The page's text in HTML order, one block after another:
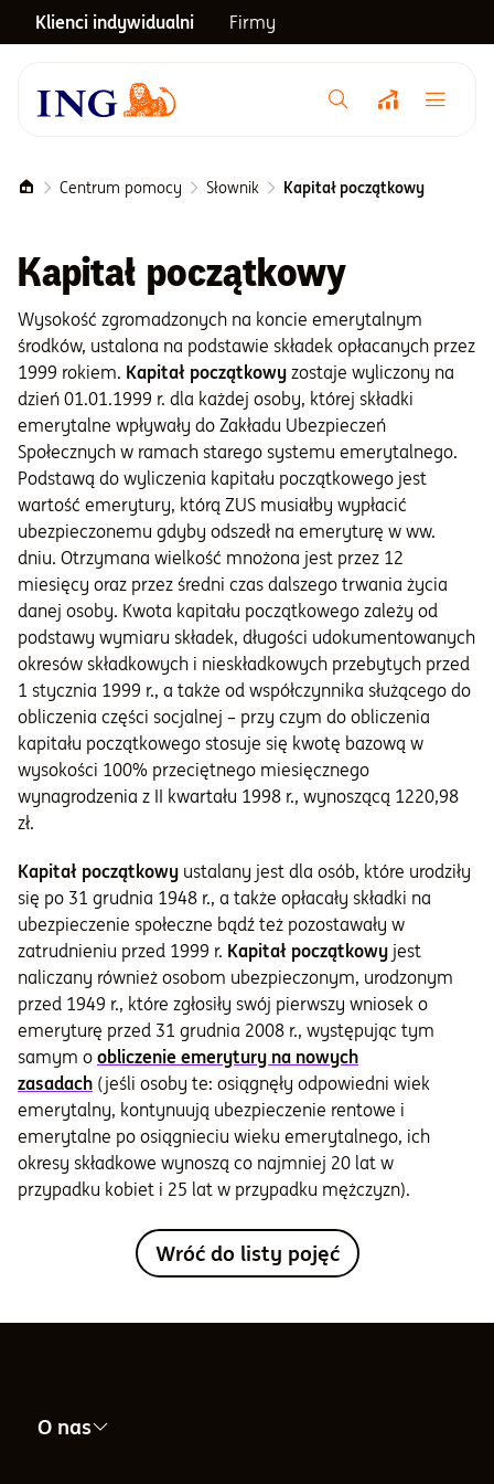
Klienci indywidualni Firmy
Menu główne
Notowania
Emerytura
Inwestycje
Blog
Centrum pomocy
Informacje i dokumenty
O nas
Otwórz konto
Zaloguj
Centrum pomocy Słownik Kapitał początkowy
Kapitał początkowy
Wysokość zgromadzonych na koncie emerytalnym
środków, ustalona na podstawie składek opłacanych przez
1999 rokiem. Kapitał początkowy zostaje wyliczony na
dzień 01.01.1999 r. dla każdej osoby, której składki
emerytalne wpływały do Zakładu Ubezpieczeń
Społecznych w ramach starego systemu emerytalnego.
Podstawą do wyliczenia kapitału początkowego jest
wartość emerytury, którą ZUS musiałby wypłacić
ubezpieczonemu gdyby odszedł na emeryturę w ww.
dniu. Otrzymana wielkość mnożona jest przez 12
miesięcy oraz przez średni czas dalszego trwania życia
danej osoby. Kwota kapitału początkowego zależy od
podstawy wymiaru składek, długości udokumentowanych
okresów składkowych i nieskładkowych przebytych przed
1 stycznia 1999 r., a także od współczynnika służącego do
obliczenia części socjalnej – przy czym do obliczenia
kapitału początkowego stosuje się kwotę bazową w
wysokości 100% przeciętnego miesięcznego
wynagrodzenia z II kwartału 1998 r., wynoszącą 1220,98
zł.
Kapitał początkowy ustalany jest dla osób, które urodziły
się po 31 grudnia 1948 r., a także opłacały składki na
ubezpieczenie społeczne bądź też pozostawały w
zatrudnieniu przed 1999 r. Kapitał początkowy jest
naliczany również osobom ubezpieczonym, urodzonym
przed 1949 r., które zgłosiły swój pierwszy wniosek o
emeryturę przed 31 grudnia 2008 r., występując tym
samym o obliczenie emerytury na nowych
zasadach (jeśli osoby te: osiągnęły odpowiedni wiek
emerytalny, kontynuują ubezpieczenie rentowe i
emerytalne po osiągnieciu wieku emerytalnego, ich
okresy składkowe wynoszą co najmniej 20 lat w
przypadku kobiet i 25 lat w przypadku mężczyzn).
Wróć do listy pojęć
O nas